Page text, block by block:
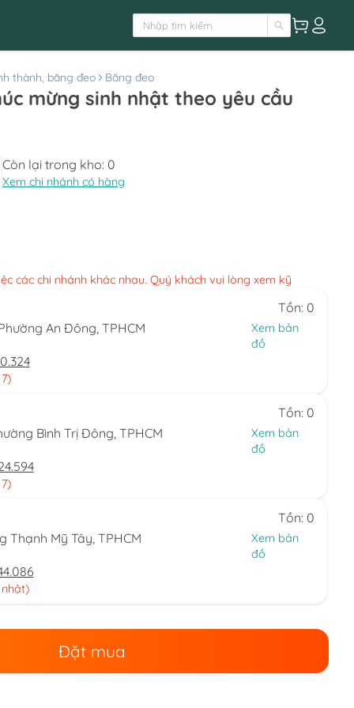
thành, băng đeo Băng đeo
mừng sinh nhật theo yêu cầu
Còn lại trong kho: 0
Xem chi nhánh có hàng
các chi nhánh khác nhau. Quý khách vui lòng xem kỹ
Tồn: 0
An Đông, TPHCM
Xem bản
đồ
Tồn: 0
Bình Trị Đông, TPHCM
Xem bản
đồ
Tồn: 0
Thạnh Mỹ Tây, TPHCM
Xem bản
đồ
Đặt mua